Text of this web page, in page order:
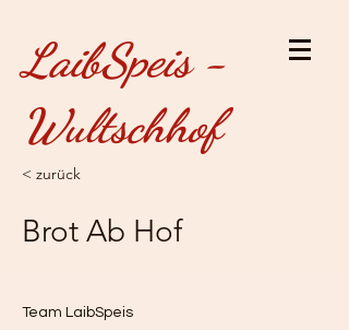
LaibSpeis -
Wultschhof
< zurück
Brot Ab Hof
Team LaibSpeis